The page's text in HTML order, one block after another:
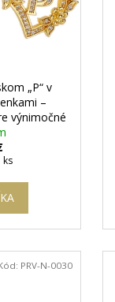
„P“ v
–
výnimočné
krabička
ks
PRV-N-0030